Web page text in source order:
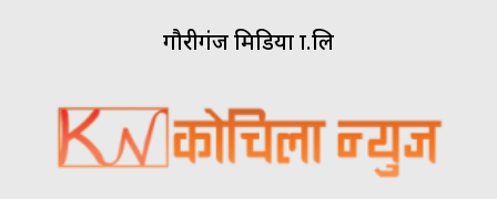
गौरीगंज मिडिया प्रा.लि